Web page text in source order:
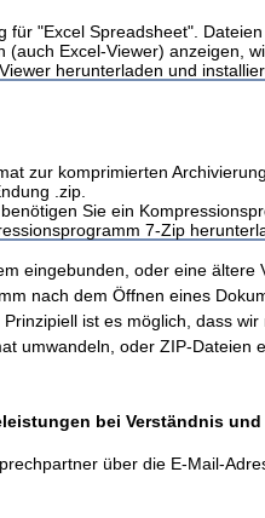
für "Excel Spreadsheet".
Excel-Viewer) anzeigen,
herunterladen und
zur komprimierten
.zip.
Sie ein
7-Zip
eingebunden, oder eine ältere
nach dem Öffnen eines
ist es möglich, dass
umwandeln, oder ZIP-Dateien
bei Verständnis
über die E-Mail-